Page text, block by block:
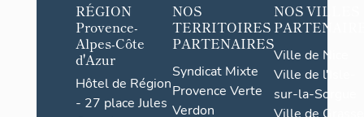
RÉGION
Provence-
Alpes-Côte
d'Azur
Hôtel de Région
- 27 place Jules
NOS
TERRITOIRES
PARTENAIRES
Syndicat Mixte
Provence Verte
Verdon
NOS VILLES
Ville de Nice
Ville de l'Isle-
sur-la-Sorgue